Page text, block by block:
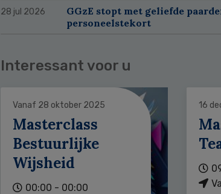
28 jul 2026
GGzE stopt met geliefde
personeelstekort
Interessant voor u
Vanaf 28 oktober 2025
Masterclass
Bestuurlijke
Wijsheid
00:00 - 00:00
16